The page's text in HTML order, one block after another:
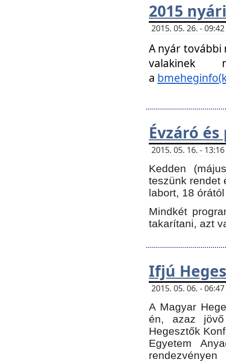
2015
2015. 05. 26. -
A nyár további
a
Évzáró
2015. 05. 16. -
Kedden
teszünk rendet
labort, 18
Mindkét
takarítani, azt
Ifjú
2015. 05. 06. -
A Magyar
én, azaz
Hegesztők
Egyetem